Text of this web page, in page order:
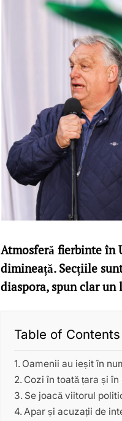
Atmosferă fierbinte în
dimineață. Secțiile
diaspora, spun clar un
Table of Contents
Oamenii au ieșit în
Cozi în toată țara și în
Se joacă viitorul
Apar și acuzații de